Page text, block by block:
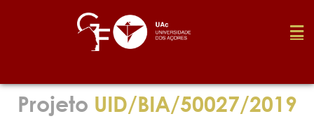
Fundação
Projeto UID/BIA/50027/2019